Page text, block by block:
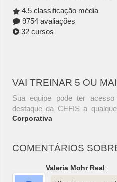
4.5 classificação média
9754 avaliações
32 cursos
VAI TREINAR 5 OU
Sua equipe pode ter
destaque da CEFIS a
Corporativa
COMENTÁRIOS
Valeria Mohr Real: